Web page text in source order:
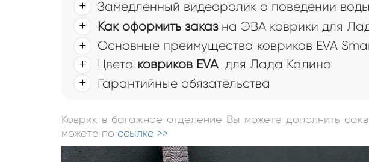
Замедленный видеоролик о поведении
Как оформить заказна ЭВА коврики для
Основные преимущества ковриков EVA
Цвета ковриков EVAдля Лада Калина
Гарантийные обязательства
Коврик в багажное отделение Вы можете дополнить
можете по ссылке >>